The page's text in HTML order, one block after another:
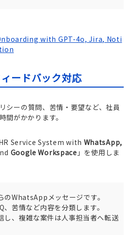
with GPT-4o, Jira, Noti
ードバック対応
シーの質問、苦情・要望など、社員
間がかかります。
Service System with WhatsApp,
Google Workspace 」を使用しま
のWhatsAppメッセージです。
苦情など内容を分類します。
し、複雑な案件は人事担当者へ転送